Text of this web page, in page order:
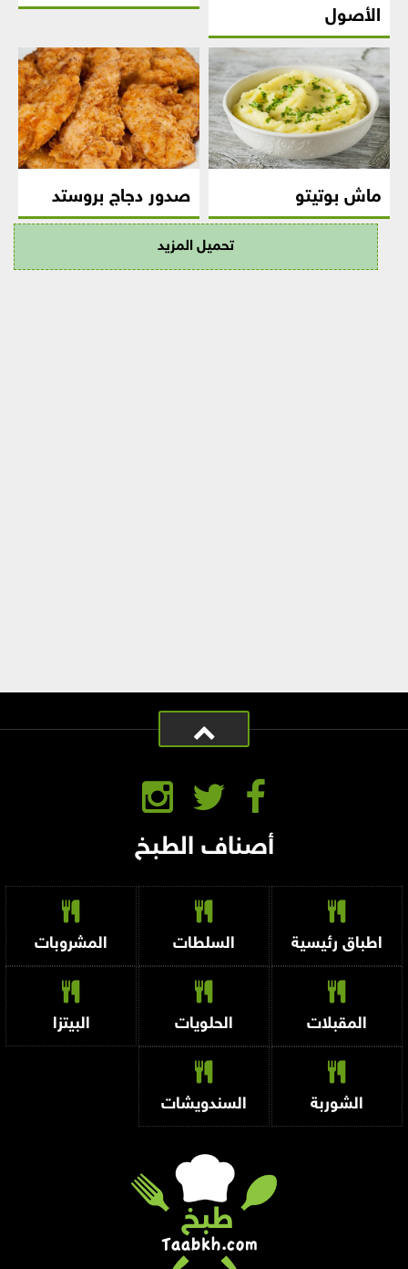
الأصول
ماش بوتيتو صدور دجاج بروستد
تحميل المزيد
أصناف الطبخ
اطباق رئيسية السلطات المشروبات
المقبلات الحلويات البيتزا
الشوربة السندويشات